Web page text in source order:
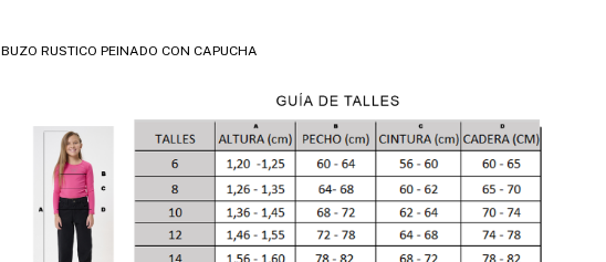
BUZO RUSTICO PEINADO CON CAPUCHA